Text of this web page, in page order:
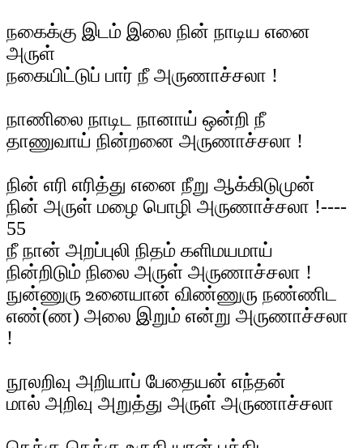
நகைக்கு இடம் இலை நின் நாடிய எனை
அருள்
நகையிட்டுப் பார் நீ அருணாச்சலா !
நாணிலை நாடிட நானாய் ஒன்றி நீ
தாணுவாய் நின்றனை அருணாச்சலா !
நின் எரி எரித்து எனை நீறு ஆக்கிடுமுன்
நின் அருள் மழை பொழி அருணாச்சலா !----
55
நீ நான் அறப்புலி நிதம் களிமயமாய்
நின்றிடும் நிலை அருள் அருணாச்சலா !
நுன்ணுரு உனையான் விண்ணுரு நண்ணிட
எண்(ண) அலை இறும் என்று அருணாச்சலா
!
நூலறிவு அறியாப் பேதையன் எந்தன்
மால் அறிவு அறுத்து அருள் அருணாச்சலா